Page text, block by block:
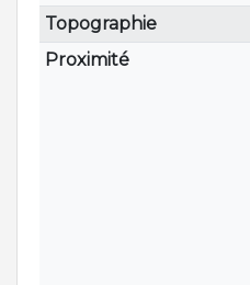
Topographie
Proximité